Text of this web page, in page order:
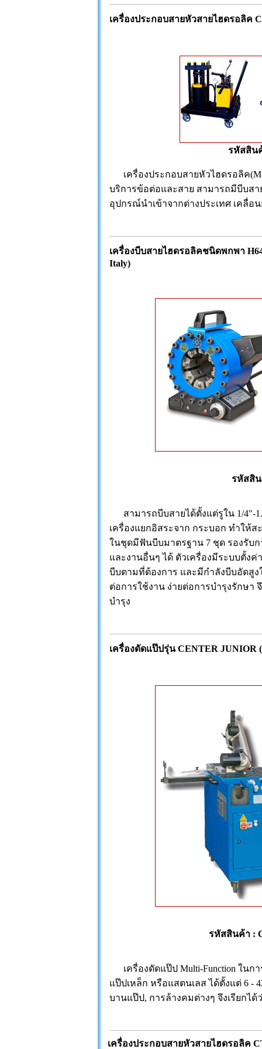
เครื่องประกอบสายหัวสายไฮดรอลิค
รหัสสิน
เครื่องประกอบสายหัวไฮดรอลิค
บริการข้อต่อและสาย สามารถมีบีบสา
อุปกรณ์นำเข้าจากต่างประเทศ เคลื่อ
เครื่องบีบสายไฮดรอลิคชนิดพกพา
Italy)
รหัสสิน
สามารถบีบสายได้ตั้งแต่รูใน 1/4"-1.1/
เครื่องแยกอิสระจาก กระบอก ทำให้
ในชุดมีฟันบีบมาตรฐาน 7 ชุด รองรับก
และงานอื่นๆ ได้ ตัวเครื่องมีระบบตั้ง
บีบตามที่ต้องการ และมีกำลังบีบอัดสูง
ต่อการใช้งาน ง่ายต่อการบำรุงรักษ
บำรุง
เครื่องดัดแป๊ปรุ่น CENTER JUNIOR
รหัสสินค้า :
เครื่องดัดแป๊ป Multi-Function ในก
แป๊ปเหล็ก หรือแสตนเลส ได้ตั้งแต่ 6 -
บานแป๊ป, การล้างคมต่างๆ จึงเรียกได้
เครื่องประกอบสายหัวสายไฮดรอลิค